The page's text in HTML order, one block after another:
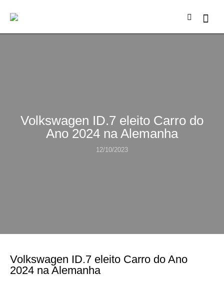
Volkswagen ID.7 eleito Carro do
Ano 2024 na Alemanha
12/10/2023
Volkswagen ID.7 eleito Carro do Ano
2024 na Alemanha